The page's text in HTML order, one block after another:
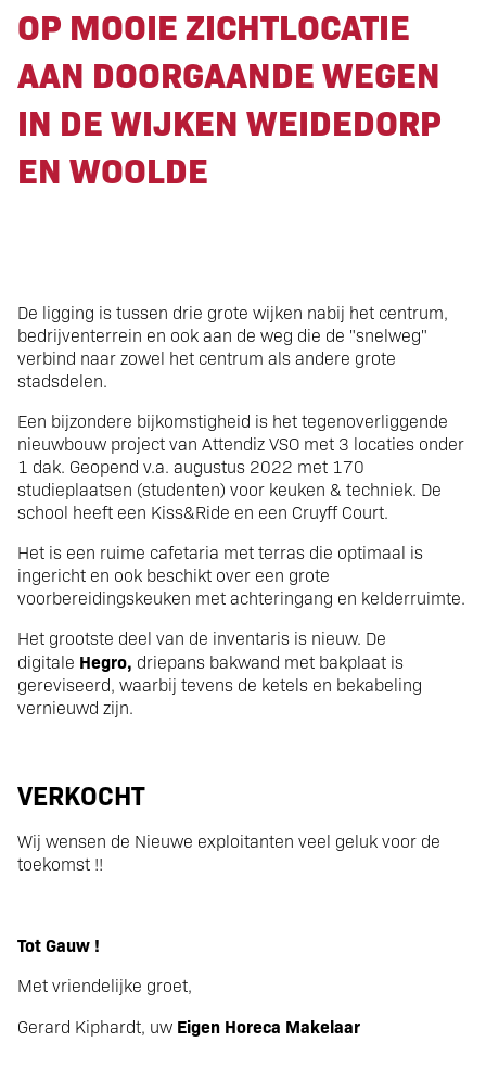
OP MOOIE ZICHTLOCATIE
AAN DOORGAANDE WEGEN
IN DE WIJKEN WEIDEDORP
EN WOOLDE
De ligging is tussen drie grote wijken nabij het centrum,
bedrijventerrein en ook aan de weg die de "snelweg"
verbind naar zowel het centrum als andere grote
stadsdelen.
Een bijzondere bijkomstigheid is het tegenoverliggende
nieuwbouw project van Attendiz VSO met 3 locaties onder
1 dak. Geopend v.a. augustus 2022 met 170
studieplaatsen (studenten) voor keuken & techniek. De
school heeft een Kiss&Ride en een Cruyff Court.
Het is een ruime cafetaria met terras die optimaal is
ingericht en ook beschikt over een grote
voorbereidingskeuken met achteringang en kelderruimte.
Het grootste deel van de inventaris is nieuw. De
digitale Hegro, driepans bakwand met bakplaat is
gereviseerd, waarbij tevens de ketels en bekabeling
vernieuwd zijn.
VERKOCHT
Wij wensen de Nieuwe exploitanten veel geluk voor de
toekomst !!
Tot Gauw !
Met vriendelijke groet,
Gerard Kiphardt, uw Eigen Horeca Makelaar